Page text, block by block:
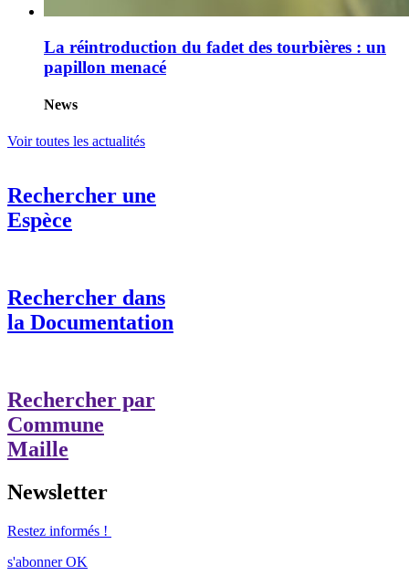
La réintroduction du fadet des tourbières : un
papillon menacé
News
Voir toutes les actualités
Rechercher une
Espèce
Rechercher dans
la Documentation
Rechercher par
Commune
Maille
Newsletter
Restez informés !
s'abonner OK